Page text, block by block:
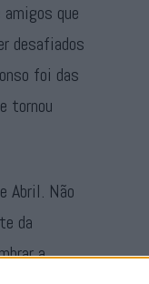
que
desafiados
foi das
tornou
Abril. Não
da
a